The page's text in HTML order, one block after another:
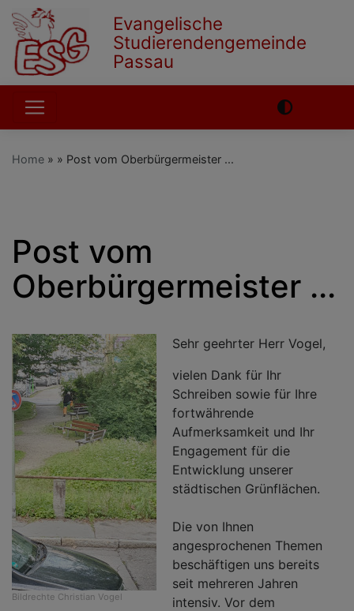
Skip
main
content
Evangelische
Studierendengemeinde
Passau
Hauptnavigation
Home Post vom Oberbürgermeister ...
Post vom
Oberbürgermeister ...
Bildrechte Christian Vogel
Sehr geehrter Herr Vogel,
vielen Dank für Ihr
Schreiben sowie für Ihre
fortwährende
Aufmerksamkeit und Ihr
Engagement für die
Entwicklung unserer
städtischen Grünflächen.
Die von Ihnen
angesprochenen Themen
beschäftigen uns bereits
seit mehreren Jahren
intensiv. Vor dem